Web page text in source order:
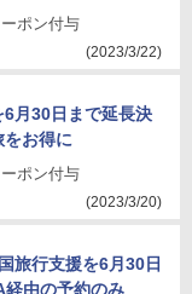
ポン付与
(2023/3/22)
月30日まで延長決
お得に
ポン付与
(2023/3/20)
旅行支援を6月30日
経由の予約のみ